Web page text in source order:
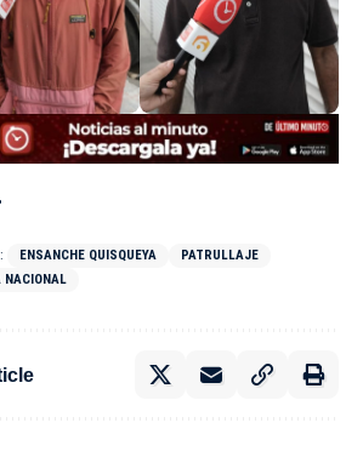
ENSANCHE QUISQUEYA
PATRULLAJE
NACIONAL